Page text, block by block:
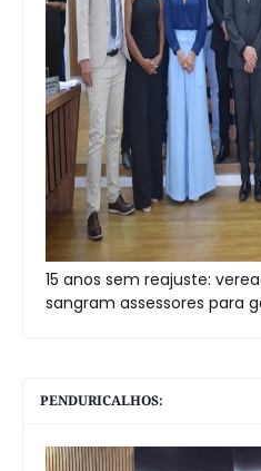
15 anos sem reajuste:
sangram assessores para
PENDURICALHOS: